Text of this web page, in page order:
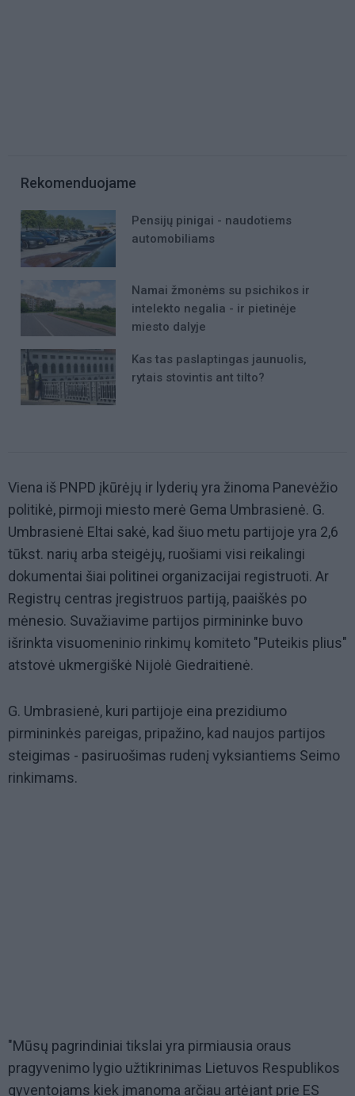
Rekomenduojame
Pensijų pinigai - naudotiems
automobiliams
Namai žmonėms su psichikos ir
intelekto negalia - ir pietinėje
miesto dalyje
Kas tas paslaptingas jaunuolis,
rytais stovintis ant tilto?
Viena iš PNPD įkūrėjų ir lyderių yra žinoma Panevėžio
politikė, pirmoji miesto merė Gema Umbrasienė. G.
Umbrasienė Eltai sakė, kad šiuo metu partijoje yra 2,6
tūkst. narių arba steigėjų, ruošiami visi reikalingi
dokumentai šiai politinei organizacijai registruoti. Ar
Registrų centras įregistruos partiją, paaiškės po
mėnesio. Suvažiavime partijos pirmininke buvo
išrinkta visuomeninio rinkimų komiteto "Puteikis plius"
atstovė ukmergiškė Nijolė Giedraitienė.
G. Umbrasienė, kuri partijoje eina prezidiumo
pirmininkės pareigas, pripažino, kad naujos partijos
steigimas - pasiruošimas rudenį vyksiantiems Seimo
rinkimams.
"Mūsų pagrindiniai tikslai yra pirmiausia oraus
pragyvenimo lygio užtikrinimas Lietuvos Respublikos
gyventojams kiek įmanoma arčiau artėjant prie ES